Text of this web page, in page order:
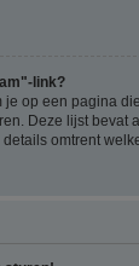
link?
je op een pagina
Deze lijst bevat
omtrent